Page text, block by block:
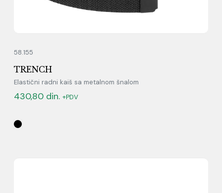
58.155
TRENCH
Elastični radni kaiš sa metalnom šnalom
430,80 din. +PDV